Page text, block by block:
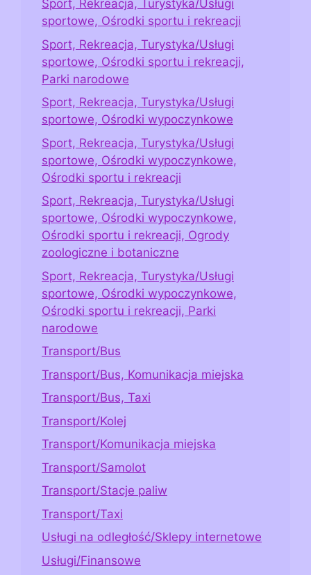
Sport, Rekreacja, Turystyka/Usługi
sportowe, Ośrodki sportu i rekreacji
Sport, Rekreacja, Turystyka/Usługi
sportowe, Ośrodki sportu i rekreacji,
Parki narodowe
Sport, Rekreacja, Turystyka/Usługi
sportowe, Ośrodki wypoczynkowe
Sport, Rekreacja, Turystyka/Usługi
sportowe, Ośrodki wypoczynkowe,
Ośrodki sportu i rekreacji
Sport, Rekreacja, Turystyka/Usługi
sportowe, Ośrodki wypoczynkowe,
Ośrodki sportu i rekreacji, Ogrody
zoologiczne i botaniczne
Sport, Rekreacja, Turystyka/Usługi
sportowe, Ośrodki wypoczynkowe,
Ośrodki sportu i rekreacji, Parki
narodowe
Transport/Bus
Transport/Bus, Komunikacja miejska
Transport/Bus, Taxi
Transport/Kolej
Transport/Komunikacja miejska
Transport/Samolot
Transport/Stacje paliw
Transport/Taxi
Usługi na odległość/Sklepy internetowe
Usługi/Finansowe